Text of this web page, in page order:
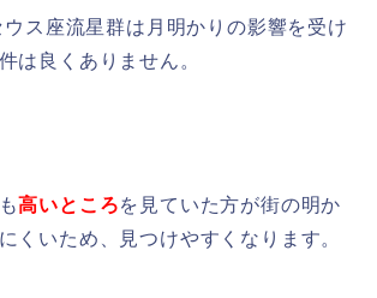
ス座流星群は月明かりの影響を受け
は良くありません。
高いところを見ていた方が街の明か
くいため、見つけやすくなります。